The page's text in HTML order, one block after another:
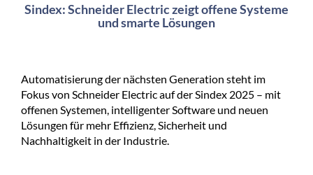
Sindex: Schneider Electric zeigt offene Systeme
und smarte Lösungen
Automatisierung der nächsten Generation steht im
Fokus von Schneider Electric auf der Sindex 2025 – mit
offenen Systemen, intelligenter Software und neuen
Lösungen für mehr Effizienz, Sicherheit und
Nachhaltigkeit in der Industrie.